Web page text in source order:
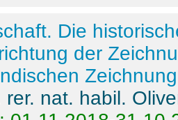
Die
der
rer. nat. habil.